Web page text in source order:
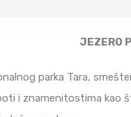
JEZERO
parka Tara,
i znamenitostima kao